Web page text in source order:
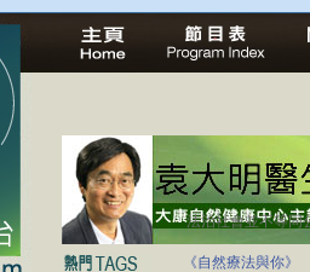
法治社會並不等同
《自然療法與你》